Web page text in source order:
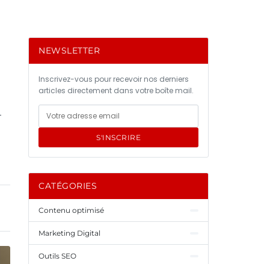
NEWSLETTER
Inscrivez-vous pour recevoir nos derniers
articles directement dans votre boîte mail.
S'INSCRIRE
CATÉGORIES
Contenu optimisé
Marketing Digital
Outils SEO